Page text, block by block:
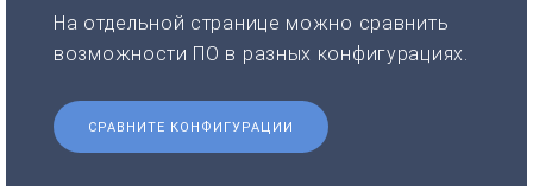
На отдельной странице можно сравнить
возможности ПО в разных конфигурациях.
СРАВНИТЕ КОНФИГУРАЦИИ